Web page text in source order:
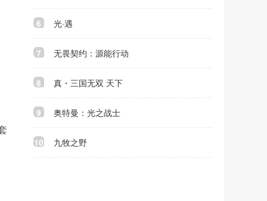
6 光·遇
7 无畏契约：源能行动
8 真・三国无双 天下
9 奥特曼：光之战士
10 九牧之野